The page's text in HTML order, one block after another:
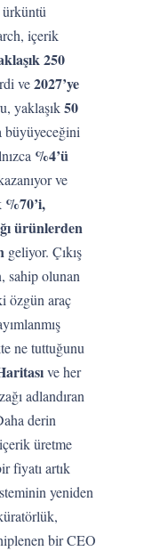
ürküntü
içerik
250
ve2027’ye
yaklaşık50
büyüyeceğini
%4’ü
ve
%70’i,
ürünlerden
geliyor. Çıkış
sahip olunan
özgün araç
ne tuttuğunu
ve her
adlandıran
derin
üretme
fiyatı artık
yeniden
bir CEO